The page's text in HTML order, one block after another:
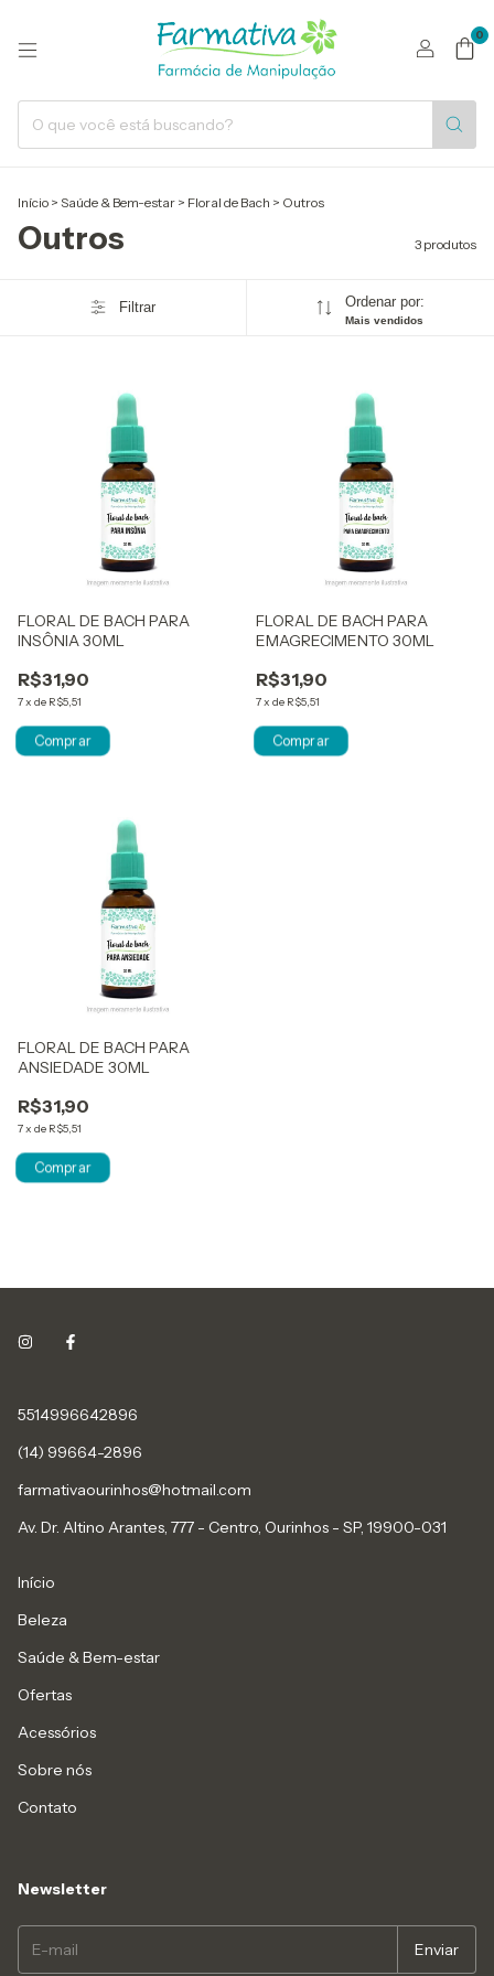
0
Início > Saúde & Bem-estar > Floral de Bach > Outros
Outros 3 produtos
Filtrar Ordenar por:
Mais vendidos
FLORAL DE BACH PARA
INSÔNIA 30ML
R$31,90
7x de R$5,51
FLORAL DE BACH PARA
EMAGRECIMENTO 30ML
R$31,90
7x de R$5,51
FLORAL DE BACH PARA
ANSIEDADE 30ML
R$31,90
7x de R$5,51
5514996642896
(14) 99664-2896
farmativaourinhos@hotmail.com
Av. Dr. Altino Arantes, 777 - Centro, Ourinhos - SP, 19900-031
Início
Beleza
Saúde & Bem-estar
Ofertas
Acessórios
Sobre nós
Contato
Newsletter